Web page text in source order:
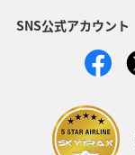
静岡県 ツアー
鹿児
家族旅行
SNS公式アカウント